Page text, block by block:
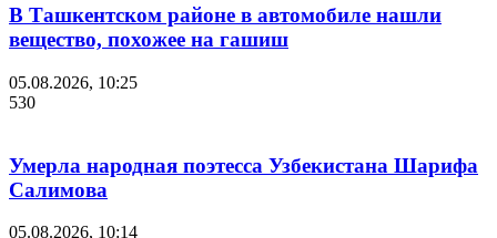
В Ташкентском районе в автомобиле нашли
вещество, похожее на гашиш
05.08.2026, 10:25
530
Умерла народная поэтесса Узбекистана Шарифа
Салимова
05.08.2026, 10:14